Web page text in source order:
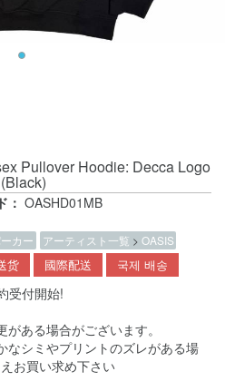
Pullover Hoodie: Decca Logo
(Black)
： OASHD01MB
カー アーティスト一覧 > OASIS
货 國際配送 국제 배송
受付開始!
ある場合がございます。
なシミやプリントのズレがある場
お買い求め下さい